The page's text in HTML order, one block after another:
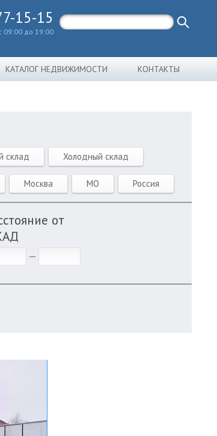
15-15
09:00 до 19:00
КАТАЛОГ НЕДВИЖИМОСТИ КОНТАКТЫ
склад Холодный склад
Москва МО Россия
от